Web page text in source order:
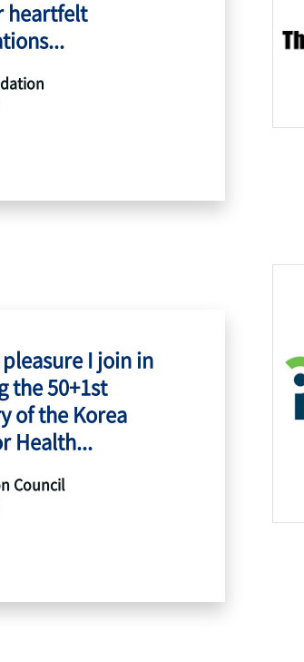
heartfelt
I join in
the 50+1st
of the Korea
Health...
Council